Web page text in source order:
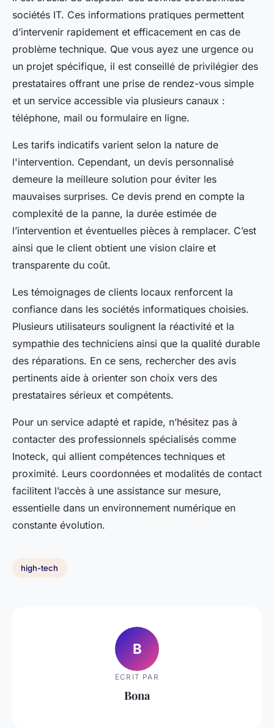
sociétés IT. Ces informations pratiques permettent
d’intervenir rapidement et efficacement en cas de
problème technique. Que vous ayez une urgence ou
un projet spécifique, il est conseillé de privilégier des
prestataires offrant une prise de rendez-vous simple
et un service accessible via plusieurs canaux :
téléphone, mail ou formulaire en ligne.
Les tarifs indicatifs varient selon la nature de
l'intervention. Cependant, un devis personnalisé
demeure la meilleure solution pour éviter les
mauvaises surprises. Ce devis prend en compte la
complexité de la panne, la durée estimée de
l’intervention et éventuelles pièces à remplacer. C’est
ainsi que le client obtient une vision claire et
transparente du coût.
Les témoignages de clients locaux renforcent la
confiance dans les sociétés informatiques choisies.
Plusieurs utilisateurs soulignent la réactivité et la
sympathie des techniciens ainsi que la qualité durable
des réparations. En ce sens, rechercher des avis
pertinents aide à orienter son choix vers des
prestataires sérieux et compétents.
Pour un service adapté et rapide, n’hésitez pas à
contacter des professionnels spécialisés comme
Inoteck, qui allient compétences techniques et
proximité. Leurs coordonnées et modalités de contact
facilitent l’accès à une assistance sur mesure,
essentielle dans un environnement numérique en
constante évolution.
high-tech
B
ECRIT PAR
Bona